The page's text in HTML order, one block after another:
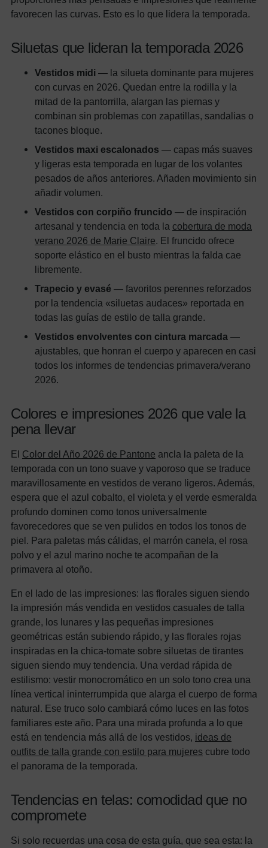
favorecen las curvas. Esto es lo que lidera la temporada.
Siluetas que lideran la temporada 2026
Vestidos midi — la silueta dominante para mujeres
con curvas en 2026. Quedan entre la rodilla y la
mitad de la pantorrilla, alargan las piernas y
combinan sin problemas con zapatillas, sandalias o
tacones bloque.
Vestidos maxi escalonados — capas más suaves
y ligeras esta temporada en lugar de los volantes
pesados de años anteriores. Añaden movimiento sin
añadir volumen.
Vestidos con corpiño fruncido — de inspiración
artesanal y tendencia en toda la cobertura de moda
verano 2026 de Marie Claire . El fruncido ofrece
soporte elástico en el busto mientras la falda cae
libremente.
Trapecio y evasé — favoritos perennes reforzados
por la tendencia «siluetas audaces» reportada en
todas las guías de estilo de talla grande.
Vestidos envolventes con cintura marcada —
ajustables, que honran el cuerpo y aparecen en casi
todos los informes de tendencias primavera/verano
2026.
Colores e impresiones 2026 que vale la
pena llevar
El Color del Año 2026 de Pantone ancla la paleta de la
temporada con un tono suave y vaporoso que se traduce
maravillosamente en vestidos de verano ligeros. Además,
espera que el azul cobalto, el violeta y el verde esmeralda
profundo dominen como tonos universalmente
favorecedores que se ven pulidos en todos los tonos de
piel. Para paletas más cálidas, el marrón canela, el rosa
polvo y el azul marino noche te acompañan de la
primavera al otoño.
En el lado de las impresiones: las florales siguen siendo
la impresión más vendida en vestidos casuales de talla
grande, los lunares y las pequeñas impresiones
geométricas están subiendo rápido, y las florales rojas
inspiradas en la chica-tomate sobre siluetas de tirantes
siguen siendo muy tendencia. Una verdad rápida de
estilismo: vestir monocromático en un solo tono crea una
línea vertical ininterrumpida que alarga el cuerpo de forma
natural. Ese truco solo cambiará cómo luces en las fotos
familiares este año. Para una mirada profunda a lo que
está en tendencia más allá de los vestidos, ideas de
outfits de talla grande con estilo para mujeres cubre todo
el panorama de la temporada.
Tendencias en telas: comodidad que no
compromete
Si solo recuerdas una cosa de esta guía, que sea esta: la